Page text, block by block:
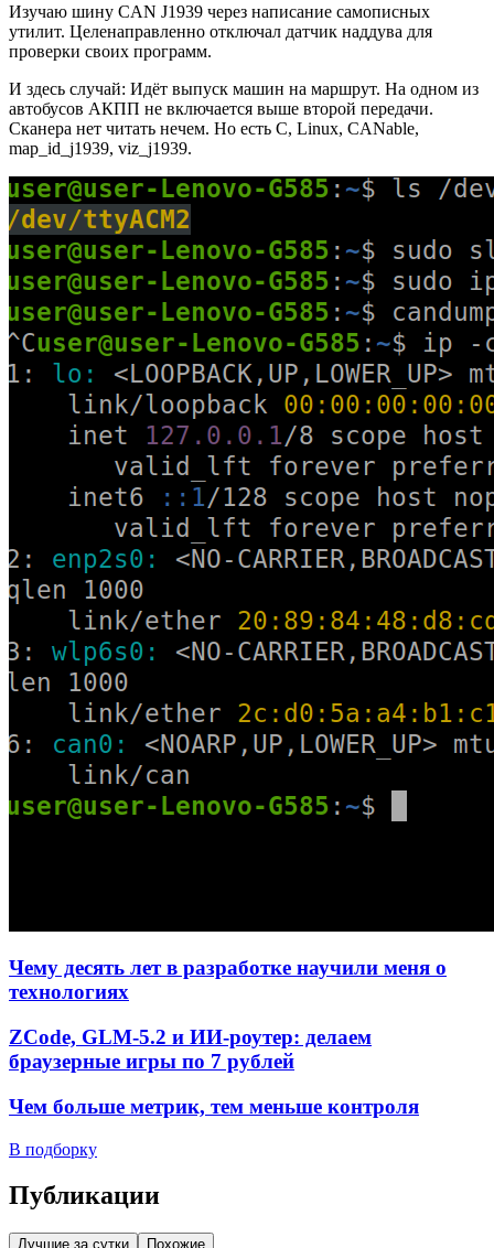
Изучаю шину CAN J1939 через написание самописных
утилит. Целенаправленно отключал датчик наддува для
проверки своих программ.
И здесь случай: Идёт выпуск машин на маршрут. На одном из
автобусов АКПП не включается выше второй передачи.
Сканера нет читать нечем. Но есть C, Linux, CANable,
map_id_j1939, viz_j1939.
Чему десять лет в разработке научили меня о
технологиях
ZCode, GLM-5.2 и ИИ-роутер: делаем
браузерные игры по 7 рублей
Чем больше метрик, тем меньше контроля
В подборку
Публикации
Лучшие за сутки Похожие